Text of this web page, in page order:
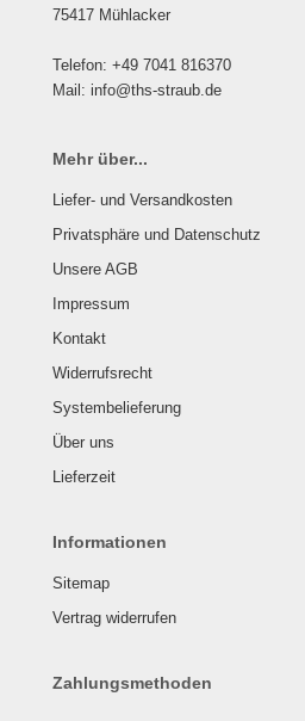
75417 Mühlacker
Telefon: +49 7041 816370
Mail: info@ths-straub.de
Mehr über...
Liefer- und Versandkosten
Privatsphäre und Datenschutz
Unsere AGB
Impressum
Kontakt
Widerrufsrecht
Systembelieferung
Über uns
Lieferzeit
Informationen
Sitemap
Vertrag widerrufen
Zahlungsmethoden